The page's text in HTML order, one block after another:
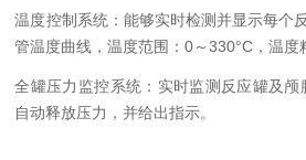
温度控制系统：能够实时检测并显示每个
管温度曲线，温度范围：0～330°C，温度
全罐压力监控系统：实时监测反应罐及
自动释放压力，并给出指示。